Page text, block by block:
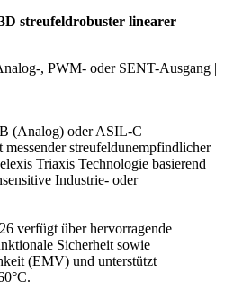
streufeldrobuster linearer
, PWM- oder SENT-Ausgang |
(Analog) oder ASIL-C
streufeldunempfindlicher
Triaxis Technologie basierend
Industrie- oder
verfügt über hervorragende
Sicherheit sowie
(EMV) und unterstützt